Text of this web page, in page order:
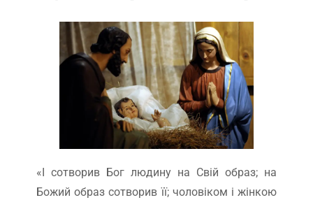
​​​​«І сотворив Бог людину на Свій образ; на
Божий образ сотворив її; чоловіком і жінкою